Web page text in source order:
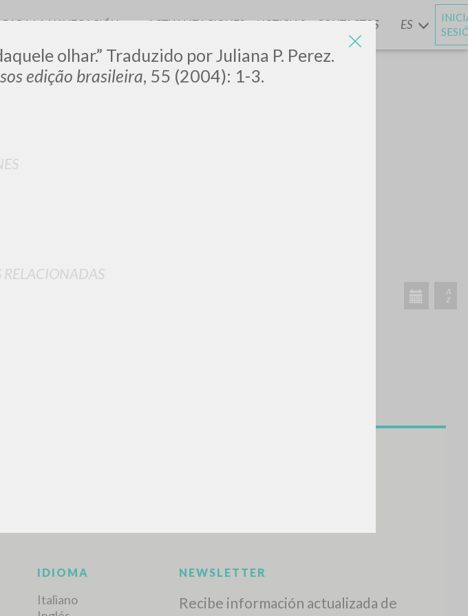
olhar.” Traduzido por Juliana P. Perez.
edição brasileira, 55 (2004): 1-3.
RELACIONADAS
LA NAVEGACIÓN ACTUALIZACIONESYNOTICIAS CONTACTOS ES